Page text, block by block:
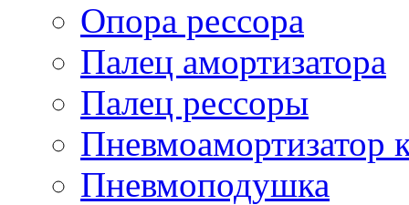
Опора рессора
Палец амортизатора
Палец рессоры
Пневмоамортизатор
Пневмоподушка